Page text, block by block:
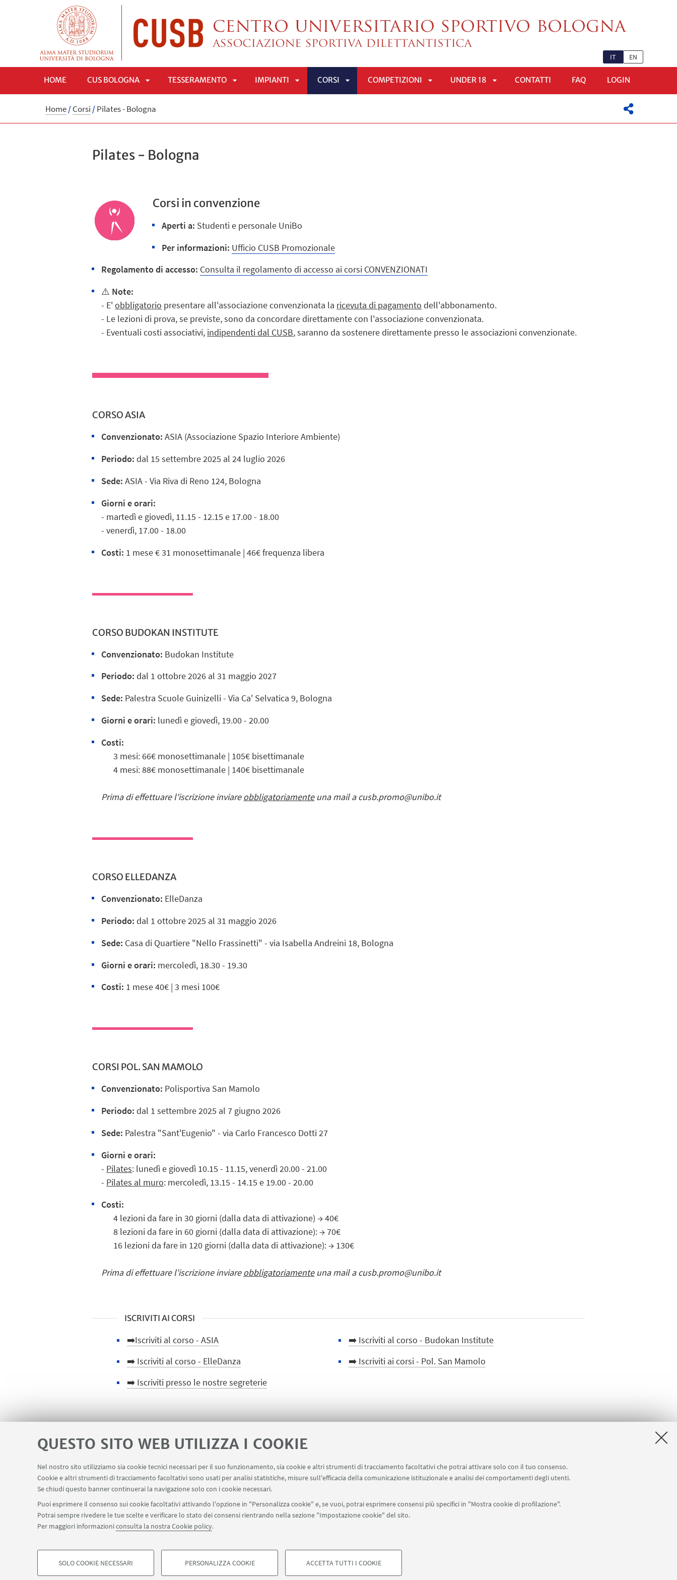
QUESTO SITO WEB UTILIZZA I COOKIE
Nel nostro sito utilizziamo sia cookie tecnici necessari per il suo funzionamento, sia cookie e altri strumenti di tracciamento facoltativi che potrai attivare solo con il tuo consenso.
Cookie e altri strumenti di tracciamento facoltativi sono usati per analisi statistiche, misure sull'efficacia della comunicazione istituzionale e analisi dei comportamenti degli utenti.
Se chiudi questo banner continuerai la navigazione solo con i cookie necessari.
Puoi esprimere il consenso sui cookie facoltativi attivando l'opzione in "Personalizza cookie" e, se vuoi, potrai esprimere consensi più specifici in "Mostra cookie di profilazione".
Potrai sempre rivedere le tue scelte e verificare lo stato dei consensi rientrando nella sezione "Impostazione cookie" del sito.
Per maggiori informazioniconsulta la nostra Cookie policy.
COOKIE DI PROFILAZIONE - FACOLTATIVI COOKIE TECNICI - NECESSARI
SOLO COOKIE NECESSARI PERSONALIZZA COOKIE ACCETTA TUTTI I COOKIE
IT EN
HOME CUS BOLOGNA
APRI
TESSERAMENTO IMPIANTI CORSI COMPETIZIONI UNDER 18 CONTATTI FAQ LOGIN
Home/Corsi /Pilates - Bologna
Pilates - Bologna
Corsi in convenzione
Aperti a: Studenti e personale UniBo
Per informazioni: Ufficio CUSB Promozionale
Regolamento di accesso: Consulta il regolamento di accesso ai corsi CONVENZIONATI
⚠️ Note:
- E'obbligatorio presentare all'associazione convenzionata la ricevuta di pagamento dell'abbonamento.
- Le lezioni di prova, se previste, sono da concordare direttamente con l'associazione convenzionata.
- Eventuali costi associativi, indipendenti dal CUSB, saranno da sostenere direttamente presso le associazioni convenzionate.
CORSO ASIA
Convenzionato: ASIA (Associazione Spazio Interiore Ambiente)
Periodo: dal 15 settembre 2025 al 24 luglio 2026
Sede: ASIA - Via Riva di Reno 124, Bologna
Giorni e orari:
- martedì e giovedì, 11.15 - 12.15 e 17.00 - 18.00
- venerdì, 17.00 - 18.00
Costi: 1 mese € 31 monosettimanale | 46€ frequenza libera
CORSO BUDOKAN INSTITUTE
Convenzionato: Budokan Institute
Periodo: dal 1 ottobre2026 al 31 maggio 2027
Sede: Palestra Scuole Guinizelli - Via Ca' Selvatica 9, Bologna
Giorni e orari: lunedì e giovedì, 19.00 - 20.00
Costi:
3 mesi: 66€ monosettimanale | 105€ bisettimanale
4 mesi: 88€ monosettimanale | 140€ bisettimanale
Prima di effettuare l'iscrizione inviareobbligatoriamenteuna mail a cusb.promo@unibo.it
CORSO ELLEDANZA
Convenzionato: ElleDanza
Periodo: dal 1 ottobre2025 al 31 maggio 2026
Sede: Casa di Quartiere "Nello Frassinetti" - via Isabella Andreini 18, Bologna
Giorni e orari: mercoledì, 18.30 - 19.30
Costi: 1 mese 40€ | 3 mesi 100€
CORSI POL. SAN MAMOLO
Convenzionato: Polisportiva San Mamolo
Periodo: dal 1 settembre 2025 al 7 giugno 2026
Sede: Palestra "Sant'Eugenio" - via Carlo Francesco Dotti 27
Giorni e orari:
- Pilates: lunedì e giovedì 10.15 - 11.15, venerdì 20.00 - 21.00
- Pilates al muro: mercoledì, 13.15 - 14.15 e 19.00 - 20.00
Costi:
4 lezioni da fare in 30 giorni (dalla data di attivazione) → 40€
8 lezioni da fare in 60 giorni (dalla data di attivazione): → 70€
16 lezioni da fare in 120 giorni (dalla data di attivazione): → 130€
Prima di effettuare l'iscrizione inviareobbligatoriamenteuna mail a cusb.promo@unibo.it
ISCRIVITI AI CORSI
➡️Iscriviti al corso - ASIA
➡️ Iscriviti al corso - Budokan Institute
➡️ Iscriviti al corso - ElleDanza
➡️ Iscriviti ai corsi - Pol. San Mamolo
➡️ Iscriviti presso le nostre segreterie
🪪 Fai la tessera CUSB
©Copyright 2026 - ALMA MATER STUDIORUM - Università di Bologna - Via Zamboni, 33 - 40126 Bologna - PI: 01131710376 - CF: 80007010376 -